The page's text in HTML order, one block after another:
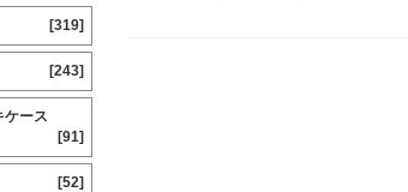
[319]
[243]
ケース
[91]
[52]